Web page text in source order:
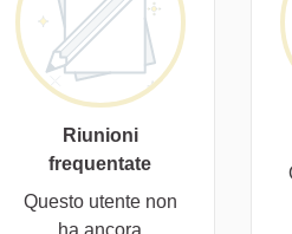
Riunioni
frequentate
Questo utente non